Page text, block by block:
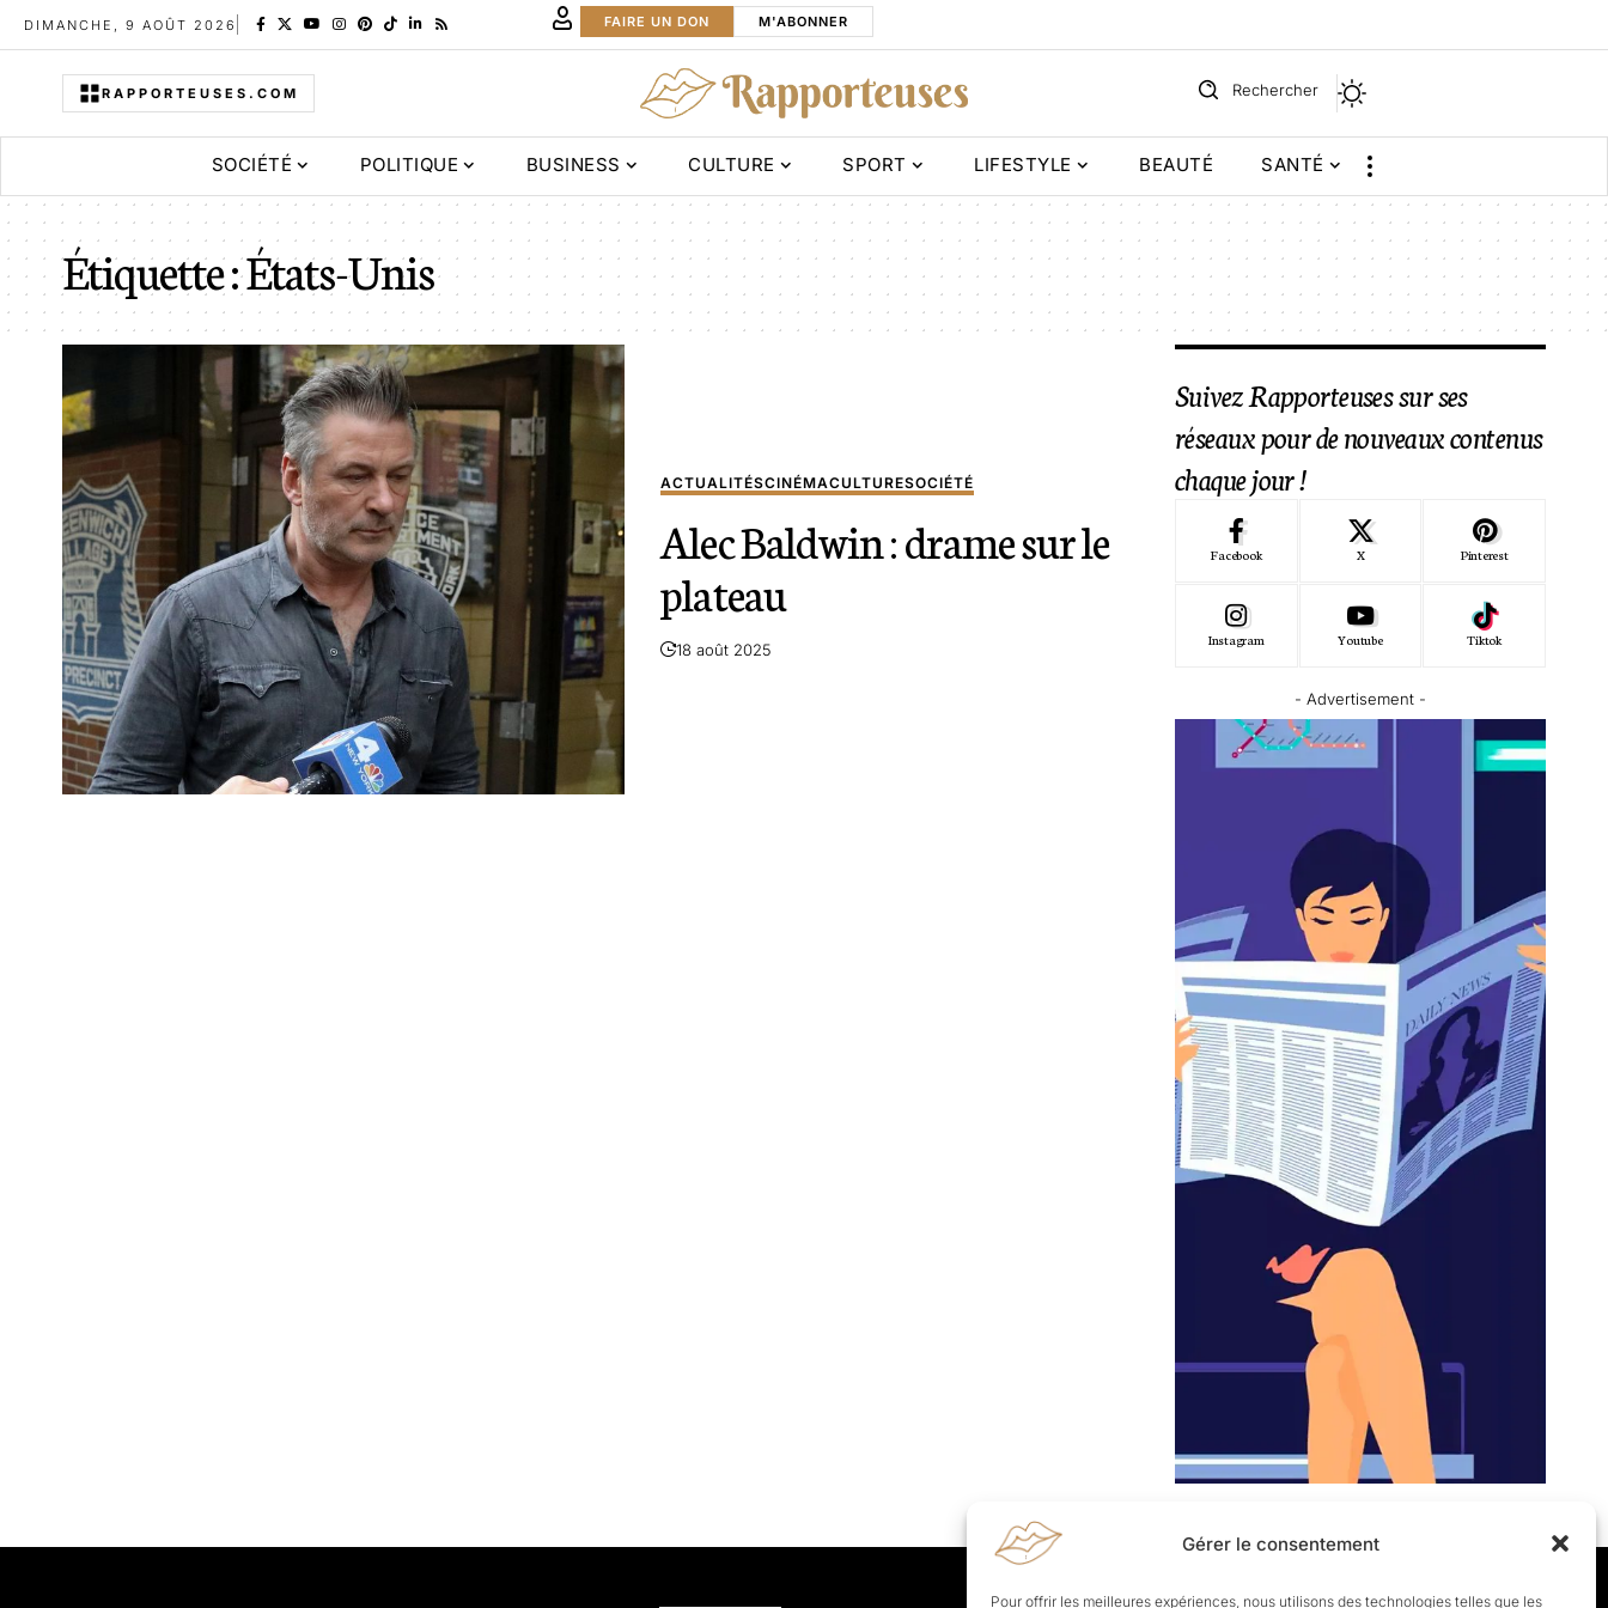
Gérer le consentement
Pour offrir les meilleures expériences, nous utilisons des technologies telles que les
DIMANCHE, 9 AOÛT 2026 FAIRE UN DON M'ABONNER
RAPPORTEUSES.COM Rechercher
SOCIÉTÉ POLITIQUE BUSINESS CULTURE SPORT LIFESTYLE BEAUTÉ SANTÉ
Étiquette :États-Unis
ACTUALITÉSCINÉMACULTURESOCIÉTÉ
Alec Baldwin : drame sur le
plateau
18 août 2025
Suivez Rapporteuses sur ses
réseaux pour de nouveaux contenus
chaque jour !
Facebook X Pinterest
Instagram Youtube Tiktok
- Advertisement -